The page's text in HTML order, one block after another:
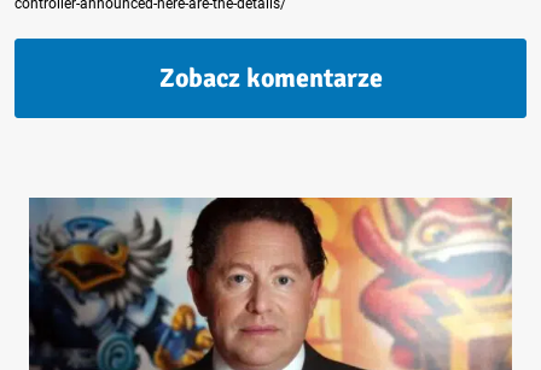
controller-announced-here-are-the-details/
Zobacz komentarze